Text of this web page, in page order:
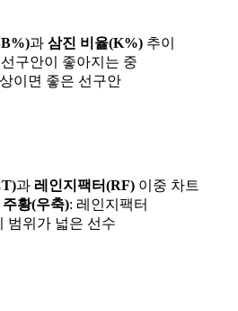
과 삼진 비율(K%) 추이
구안이 좋아지는 중
이면 좋은 선구안
과 레인지팩터(RF) 이중 차트
주황(우축): 레인지팩터
범위가 넓은 선수